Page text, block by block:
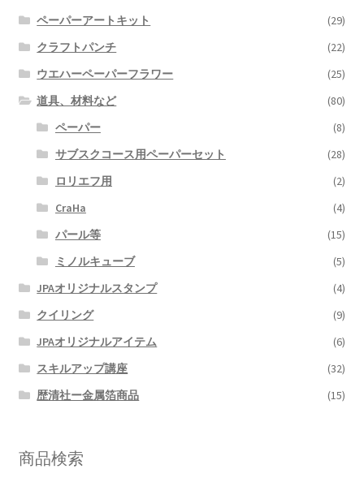
ペーパーアートキット
(29)
クラフトパンチ
(22)
ウエハーペーパーフラワー
(25)
道具、材料など
(80)
ペーパー
(8)
サブスクコース用ペーパーセット
(28)
ロリエフ用
(2)
CraHa
(4)
パール等
(15)
ミノルキューブ
(5)
JPAオリジナルスタンプ
(4)
クイリング
(9)
JPAオリジナルアイテム
(6)
スキルアップ講座
(32)
歴清社ー金属箔商品
(15)
商品検索